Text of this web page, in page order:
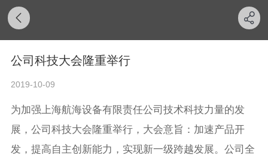
公司科技大会隆重举行
2019-10-09
为加强上海航海设备有限责任公司技术科技力量的发
展，公司科技大会隆重举行，大会意旨：加速产品开
发，提高自主创新能力，实现新一级跨越发展。公司全